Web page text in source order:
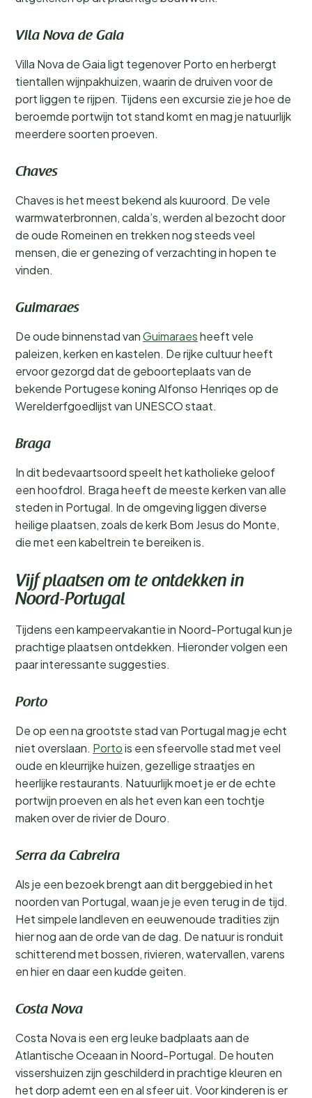
Vila Nova de Gaia
Villa Nova de Gaia ligt tegenover Porto en herbergt
tientallen wijnpakhuizen, waarin de druiven voor de
port liggen te rijpen. Tijdens een excursie zie je hoe de
beroemde portwijn tot stand komt en mag je natuurlijk
meerdere soorten proeven.
Chaves
Chaves is het meest bekend als kuuroord. De vele
warmwaterbronnen, calda’s, werden al bezocht door
de oude Romeinen en trekken nog steeds veel
mensen, die er genezing of verzachting in hopen te
vinden.
Guimaraes
De oude binnenstad vanGuimaraesheeft vele
paleizen, kerken en kastelen. De rijke cultuur heeft
ervoor gezorgd dat de geboorteplaats van de
bekende Portugese koning Alfonso Henriqes op de
Werelderfgoedlijst van UNESCO staat.
Braga
In dit bedevaartsoord speelt het katholieke geloof
een hoofdrol. Braga heeft de meeste kerken van alle
steden in Portugal. In de omgeving liggen diverse
heilige plaatsen, zoals de kerk Bom Jesus do Monte,
die met een kabeltrein te bereiken is.
Vijf plaatsen om te ontdekken in
Noord-Portugal
Tijdens een kampeervakantie in Noord-Portugal kun je
prachtige plaatsen ontdekken. Hieronder volgen een
paar interessante suggesties.
Porto
De op een na grootste stad van Portugal mag je echt
niet overslaan. Portois een sfeervolle stad met veel
oude en kleurrijke huizen, gezellige straatjes en
heerlijke restaurants. Natuurlijk moet je er de echte
portwijn proeven en als het even kan een tochtje
maken over de rivier de Douro.
Serra da Cabreira
Als je een bezoek brengt aan dit berggebied in het
noorden van Portugal, waan je je even terug in de tijd.
Het simpele landleven en eeuwenoude tradities zijn
hier nog aan de orde van de dag. De natuur is ronduit
schitterend met bossen, rivieren, watervallen, varens
en hier en daar een kudde geiten.
Costa Nova
Costa Nova is een erg leuke badplaats aan de
Atlantische Oceaan in Noord-Portugal. De houten
vissershuizen zijn geschilderd in prachtige kleuren en
het dorp ademt een en al sfeer uit. Voor kinderen is er